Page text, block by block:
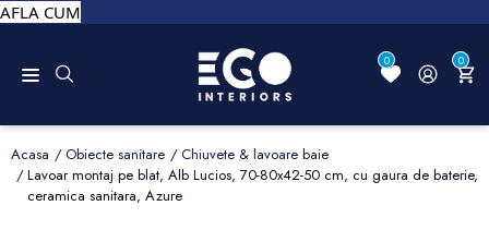
AFLA CUM
0 0
Acasa Obiecte sanitare
Chiuvete & lavoare baie
Lavoar montaj pe blat, Alb Lucios, 70-80x42-50 cm, cu gaura de baterie,
ceramica sanitara, Azure